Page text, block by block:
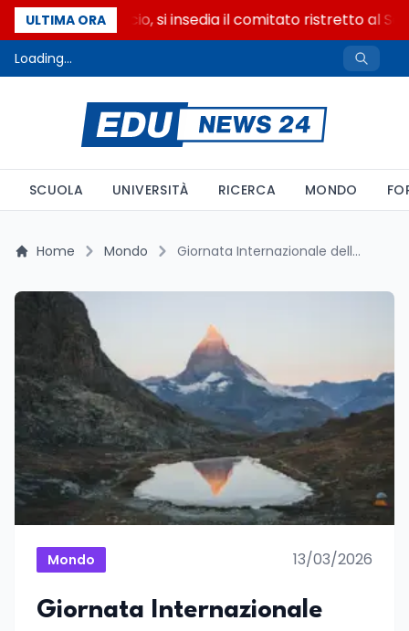
ULTIMA ORA
Riforma del calcio, si insedia il comitato ristretto al
Loading...
SCUOLA UNIVERSITÀ RICERCA MONDO
Home Mondo Giornata Internazionale della Montagna: Celebrare e Preservare le Nostre Vette
Mondo 13/03/2026
Giornata Internazionale